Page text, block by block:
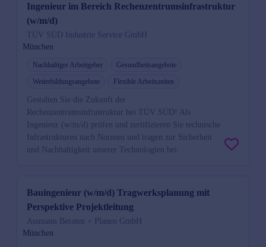
Ingenieur im Bereich Rechenzentrumsinfrastruktur
(w/m/d)
TÜV SÜD Industrie Service GmbH
München
Nachhaltiger Arbeitgeber
Gesundheitsangebote
Weiterbildungsangebote
Flexible Arbeitszeiten
Gestalten Sie die Zukunft der
Rechenzentrumsinfrastruktur bei TÜV SÜD! Als
Ingenieur (w/m/d) prüfen und zertifizieren Sie technische
Infrastrukturen nach Normen und tragen zur Sicherheit
und Nachhaltigkeit unserer Technologien bei.
Bauingenieur (w/m/d) Tragwerksplanung mit
Perspektive Projektleitung
Assmann Beraten + Planen GmbH
München